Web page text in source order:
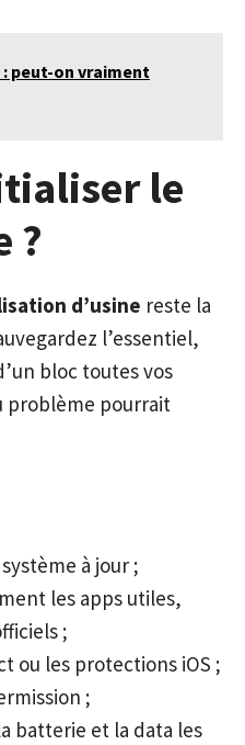
peut-on vraiment
le
?
d’usine reste la
l’essentiel,
bloc toutes vos
problème pourrait
à jour ;
les apps utiles,
;
ou les protections iOS ;
;
batterie et la data les